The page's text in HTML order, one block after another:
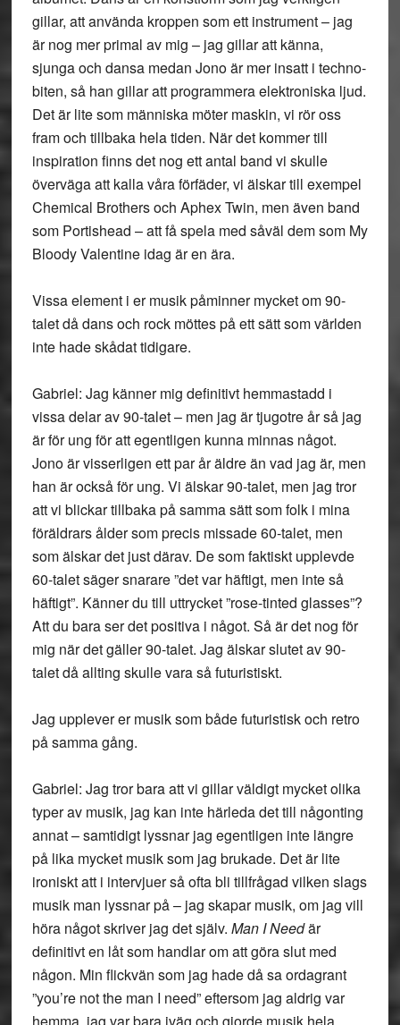
gillar, att använda kroppen som ett instrument – jag
är nog mer primal av mig – jag gillar att känna,
sjunga och dansa medan Jono är mer insatt i techno-
biten, så han gillar att programmera elektroniska ljud.
Det är lite som människa möter maskin, vi rör oss
fram och tillbaka hela tiden. När det kommer till
inspiration finns det nog ett antal band vi skulle
överväga att kalla våra förfäder, vi älskar till exempel
Chemical Brothers och Aphex Twin, men även band
som Portishead – att få spela med såväl dem som My
Bloody Valentine idag är en ära.
Vissa element i er musik påminner mycket om 90-
talet då dans och rock möttes på ett sätt som världen
inte hade skådat tidigare.
Gabriel: Jag känner mig definitivt hemmastadd i
vissa delar av 90-talet – men jag är tjugotre år så jag
är för ung för att egentligen kunna minnas något.
Jono är visserligen ett par år äldre än vad jag är, men
han är också för ung. Vi älskar 90-talet, men jag tror
att vi blickar tillbaka på samma sätt som folk i mina
föräldrars ålder som precis missade 60-talet, men
som älskar det just därav. De som faktiskt upplevde
60-talet säger snarare ”det var häftigt, men inte så
häftigt”. Känner du till uttrycket ”rose-tinted glasses”?
Att du bara ser det positiva i något. Så är det nog för
mig när det gäller 90-talet. Jag älskar slutet av 90-
talet då allting skulle vara så futuristiskt.
Jag upplever er musik som både futuristisk och retro
på samma gång.
Gabriel: Jag tror bara att vi gillar väldigt mycket olika
typer av musik, jag kan inte härleda det till någonting
annat – samtidigt lyssnar jag egentligen inte längre
på lika mycket musik som jag brukade. Det är lite
ironiskt att i intervjuer så ofta bli tillfrågad vilken slags
musik man lyssnar på – jag skapar musik, om jag vill
höra något skriver jag det själv. Man I Needär
definitivt en låt som handlar om att göra slut med
någon. Min flickvän som jag hade då sa ordagrant
”you’re not the man I need” eftersom jag aldrig var